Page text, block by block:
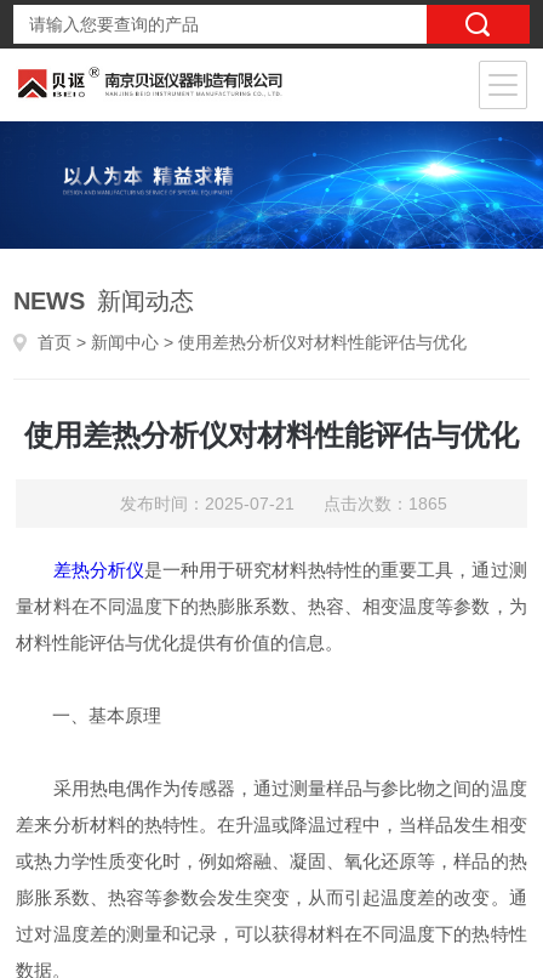
NEWS 新闻动态
首页 > 新闻中心 > 使用差热分析仪对材料性能评估与优化
使用差热分析仪对材料性能评估与优化
发布时间：2025-07-21 点击次数：1865
差热分析仪是一种用于研究材料热特性的重要工具，通过测
量材料在不同温度下的热膨胀系数、热容、相变温度等参数，为
材料性能评估与优化提供有价值的信息。
一、基本原理
采用热电偶作为传感器，通过测量样品与参比物之间的温度
差来分析材料的热特性。在升温或降温过程中，当样品发生相变
或热力学性质变化时，例如熔融、凝固、氧化还原等，样品的热
膨胀系数、热容等参数会发生突变，从而引起温度差的改变。通
过对温度差的测量和记录，可以获得材料在不同温度下的热特性
数据。